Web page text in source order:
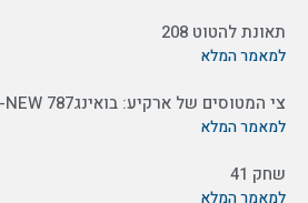
תאונת להטוט 208
למאמר המלא
צי המטוסים של ארקיע: בואינג787 EI-NEW
למאמר המלא
שחק 41
למאמר המלא